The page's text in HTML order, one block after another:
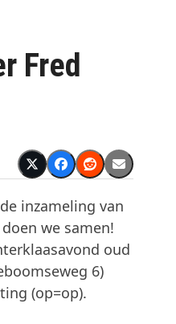
Fred
inzameling van
we samen!
oud
6)
(op=op).